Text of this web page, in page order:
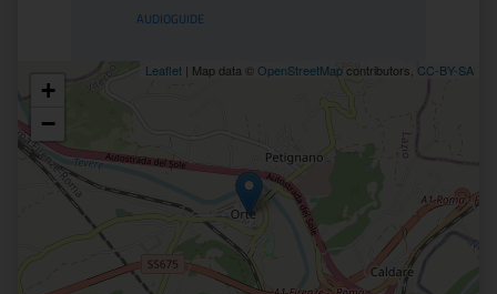
AUDIOGUIDE
Posizione
+
−
Leaflet | Map data © OpenStreetMapcontributors, CC-BY-SA